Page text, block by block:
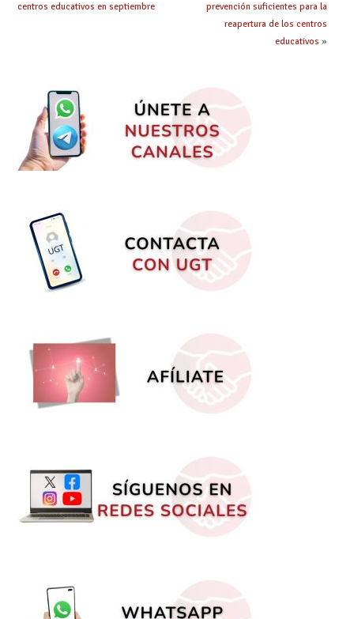
centros educativos en septiembre
prevención suficientes para la
reapertura de los centros
educativos »